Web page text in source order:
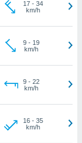
17- 34
km/h
9- 19
km/h
9- 22
km/h
16- 35
km/h